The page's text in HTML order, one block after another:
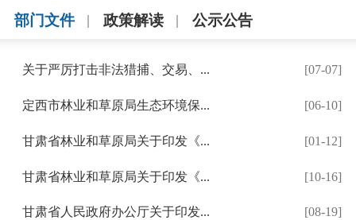
部门文件 政策解读 公示公告
关于严厉打击非法猎捕、交易、... [07-07]
定西市林业和草原局生态环境保... [06-10]
甘肃省林业和草原局关于印发《... [01-12]
甘肃省林业和草原局关于印发《... [10-16]
甘肃省人民政府办公厅关于印发... [08-19]